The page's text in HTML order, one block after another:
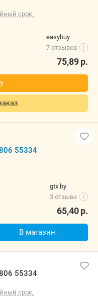
срок.
easybuy
7 отзывов
i
75,89р.
55334
gtx.by
3 отзыва
i
65,40р.
В магазин
55334
срок.